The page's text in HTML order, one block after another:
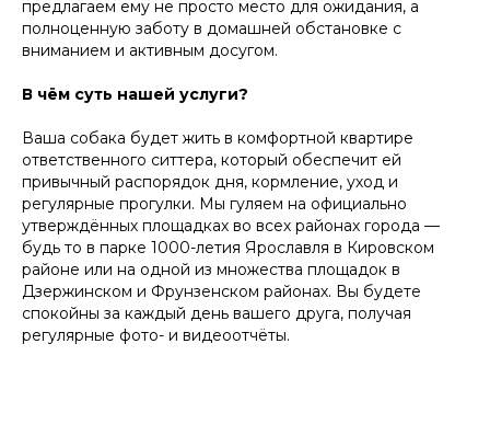
предлагаем ему не просто место для ожидания, а
полноценную заботу в домашней обстановке с
вниманием и активным досугом.
В чём суть нашей услуги?
Ваша собака будет жить в комфортной квартире
ответственного ситтера, который обеспечит ей
привычный распорядок дня, кормление, уход и
регулярные прогулки. Мы гуляем на официально
утверждённых площадках во всех районах города —
будь то в парке 1000-летия Ярославля в Кировском
районе или на одной из множества площадок в
Дзержинском и Фрунзенском районах. Вы будете
спокойны за каждый день вашего друга, получая
регулярные фото- и видеоотчёты.
Удобный заказ
Заказ в пару кликов через
заказе заново заполнять ничего